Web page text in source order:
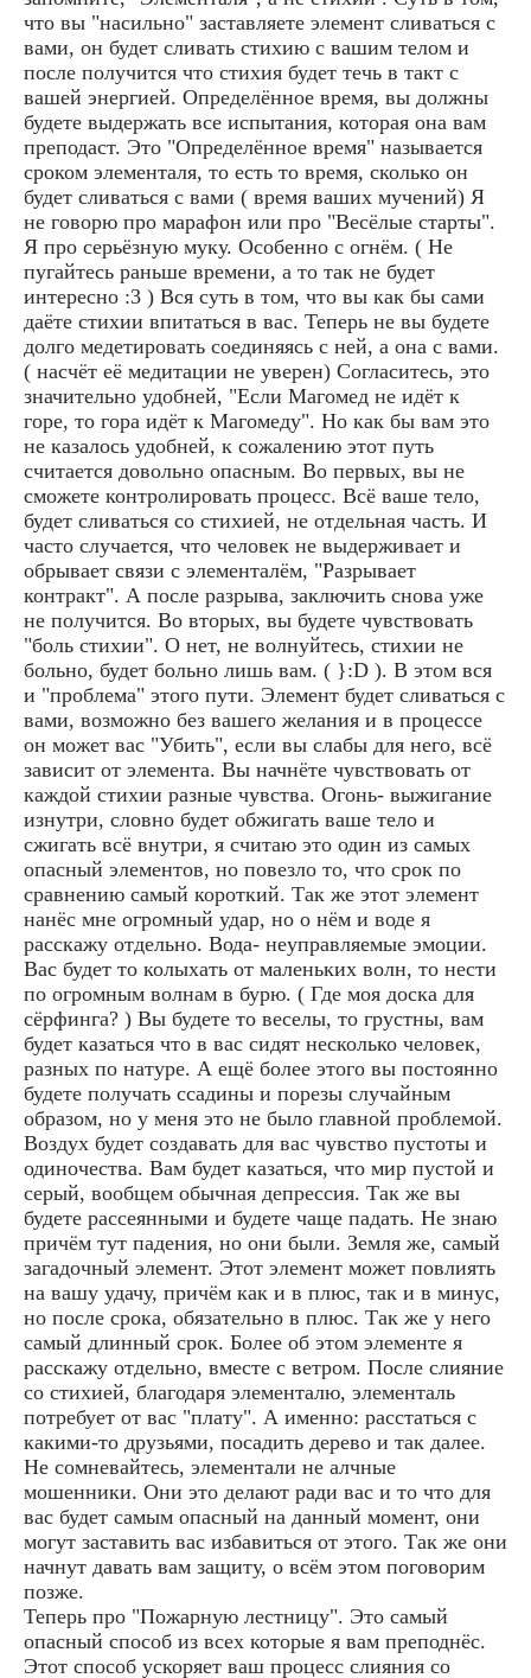
что вы "насильно" заставляете элемент сливаться с
вами, он будет сливать стихию с вашим телом и
после получится что стихия будет течь в такт с
вашей энергией. Определённое время, вы должны
будете выдержать все испытания, которая она вам
преподаст. Это "Определённое время" называется
сроком элементаля, то есть то время, сколько он
будет сливаться с вами ( время ваших мучений) Я
не говорю про марафон или про "Весёлые старты".
Я про серьёзную муку. Особенно с огнём. ( Не
пугайтесь раньше времени, а то так не будет
интересно :3 ) Вся суть в том, что вы как бы сами
даёте стихии впитаться в вас. Теперь не вы будете
долго медетировать соединяясь с ней, а она с вами.
( насчёт её медитации не уверен) Согласитесь, это
значительно удобней, "Если Магомед не идёт к
горе, то гора идёт к Магомеду". Но как бы вам это
не казалось удобней, к сожалению этот путь
считается довольно опасным. Во первых, вы не
сможете контролировать процесс. Всё ваше тело,
будет сливаться со стихией, не отдельная часть. И
часто случается, что человек не выдерживает и
обрывает связи с элементалём, "Разрывает
контракт". А после разрыва, заключить снова уже
не получится. Во вторых, вы будете чувствовать
"боль стихии". О нет, не волнуйтесь, стихии не
больно, будет больно лишь вам. ( }:D ). В этом вся
и "проблема" этого пути. Элемент будет сливаться с
вами, возможно без вашего желания и в процессе
он может вас "Убить", если вы слабы для него, всё
зависит от элемента. Вы начнёте чувствовать от
каждой стихии разные чувства. Огонь- выжигание
изнутри, словно будет обжигать ваше тело и
сжигать всё внутри, я считаю это один из самых
опасный элементов, но повезло то, что срок по
сравнению самый короткий. Так же этот элемент
нанёс мне огромный удар, но о нём и воде я
расскажу отдельно. Вода- неуправляемые эмоции.
Вас будет то колыхать от маленьких волн, то нести
по огромным волнам в бурю. ( Где моя доска для
сёрфинга? ) Вы будете то веселы, то грустны, вам
будет казаться что в вас сидят несколько человек,
разных по натуре. А ещё более этого вы постоянно
будете получать ссадины и порезы случайным
образом, но у меня это не было главной проблемой.
Воздух будет создавать для вас чувство пустоты и
одиночества. Вам будет казаться, что мир пустой и
серый, вообщем обычная депрессия. Так же вы
будете рассеянными и будете чаще падать. Не знаю
причём тут падения, но они были. Земля же, самый
загадочный элемент. Этот элемент может повлиять
на вашу удачу, причём как и в плюс, так и в минус,
но после срока, обязательно в плюс. Так же у него
самый длинный срок. Более об этом элементе я
расскажу отдельно, вместе с ветром. После слияние
со стихией, благодаря элементалю, элементаль
потребует от вас "плату". А именно: расстаться с
какими-то друзьями, посадить дерево и так далее.
Не сомневайтесь, элементали не алчные
мошенники. Они это делают ради вас и то что для
вас будет самым опасный на данный момент, они
могут заставить вас избавиться от этого. Так же они
начнут давать вам защиту, о всём этом поговорим
позже.
Теперь про "Пожарную лестницу". Это самый
опасный способ из всех которые я вам преподнёс.
Этот способ ускоряет ваш процесс слияния со